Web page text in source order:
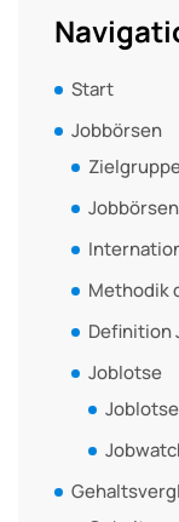
Start
Jobbörsen
Methodik
Definition
Joblotse
Joblotse